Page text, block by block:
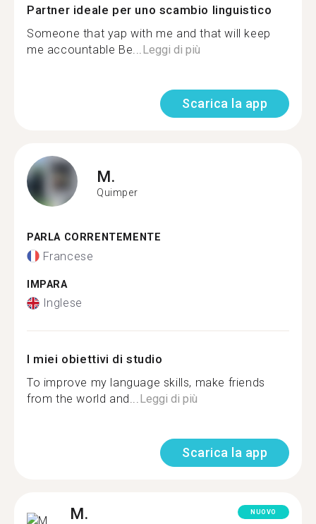
Partner ideale per uno scambio linguistico
Someone that yap with me and that will keep
me accountable Be...Leggi di più
Scarica la app
M.
Quimper
PARLA CORRENTEMENTE
Francese
IMPARA
Inglese
I miei obiettivi di studio
To improve my language skills, make friends
from the world and...Leggi di più
Scarica la app
M. NUOVO